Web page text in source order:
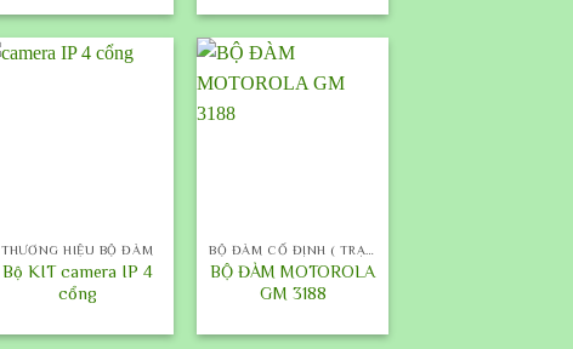
THƯƠNG HIỆU BỘ ĐÀM
Bộ KIT camera IP 4
cổng
BỘ ĐÀM CỐ ĐỊNH ( TRẠM )
BỘ ĐÀM MOTOROLA
GM 3188